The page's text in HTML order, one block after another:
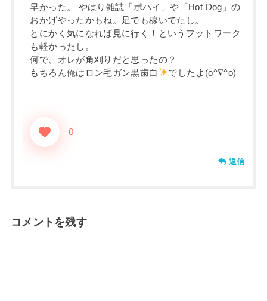
早かった。 やはり雑誌「ポパイ」や「Hot Dog」の
おかげやったかもね。足でも稼いでたし。
とにかく気になれば見に行く！というフットワーク
も軽かったし。
何で、オレが角刈りだと思ったの？
もちろん俺はロン毛ガン黒歯白
でしたよ(o^∇^o)
0
返信
コメントを残す